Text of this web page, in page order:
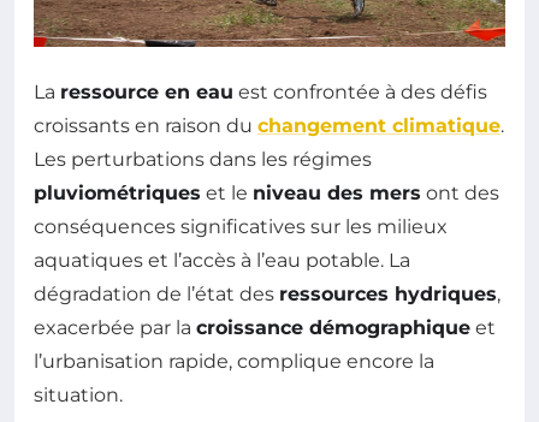
La ressource en eau est confrontée à des défis
croissants en raison du changement climatique.
Les perturbations dans les régimes
pluviométriques et le niveau des mers ont des
conséquences significatives sur les milieux
aquatiques et l’accès à l’eau potable. La
dégradation de l’état des ressources hydriques,
exacerbée par la croissance démographique et
l’urbanisation rapide, complique encore la
situation.